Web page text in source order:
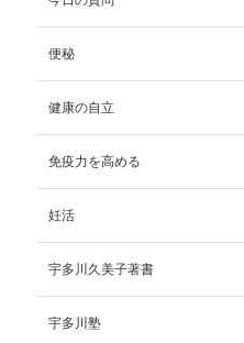
便秘
健康の自立
免疫力を高める
妊活
宇多川久美子著書
宇多川塾